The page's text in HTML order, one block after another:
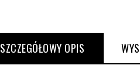
SZCZEGÓŁOWY OPIS